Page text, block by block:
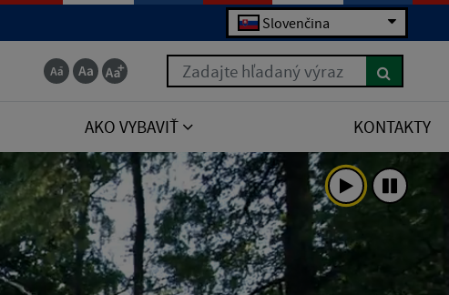
Slovenčina
Zadajte hľadaný výraz
AKO VYBAVIŤ KONTAKTY